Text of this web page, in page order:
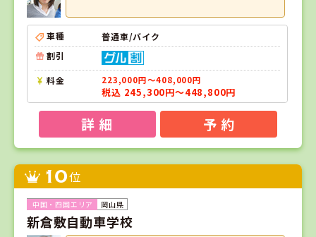
車種
普通車/バイク
割引
料金 223,000円～408,000円
税込 245,300円～448,800円
詳 細 予 約
10位
岡山県
新倉敷自動車学校